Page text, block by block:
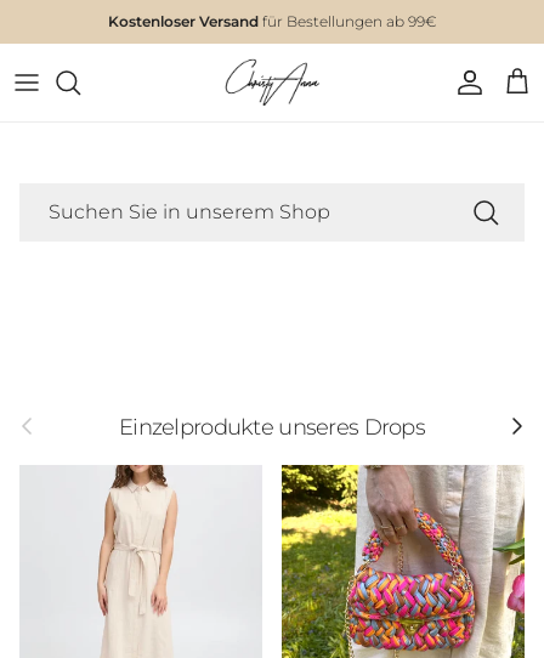
Kostenloser Versand für Bestellungen ab 99€
Einzelprodukte unseres Drops